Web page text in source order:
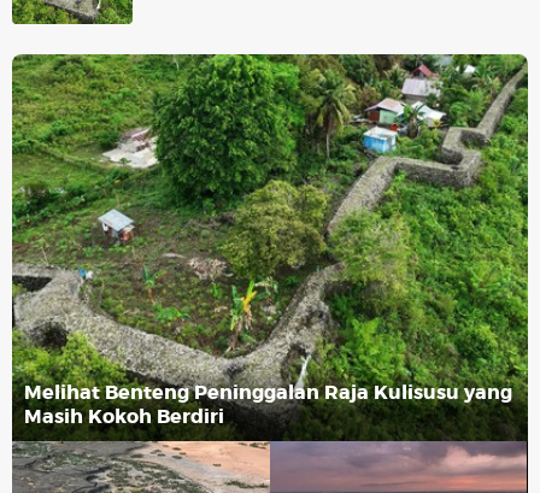
Melihat Benteng Peninggalan Raja Kulisusu yang
Masih Kokoh Berdiri